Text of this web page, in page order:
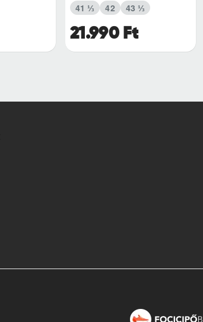
21.990 Ft
41 ⅓ 42 43 ⅓